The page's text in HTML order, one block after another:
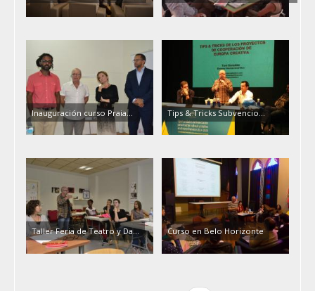
Inauguración curso Praia… Tips & Tricks Subvencio…
Taller Feria de Teatro y Da… Curso en Belo Horizonte